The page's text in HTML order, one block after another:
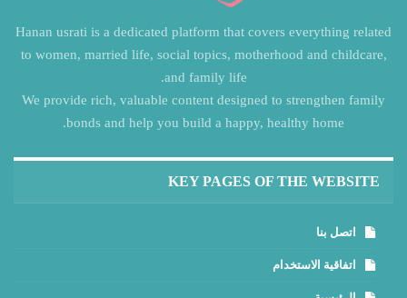
Hanan usrati is a dedicated platform that covers everything related
to women, married life, social topics, motherhood and childcare,
and family life.
We provide rich, valuable content designed to strengthen family
bonds and help you build a happy, healthy home.
KEY PAGES OF THE WEBSITE
اتصل بنا
اتفاقية الاستخدام